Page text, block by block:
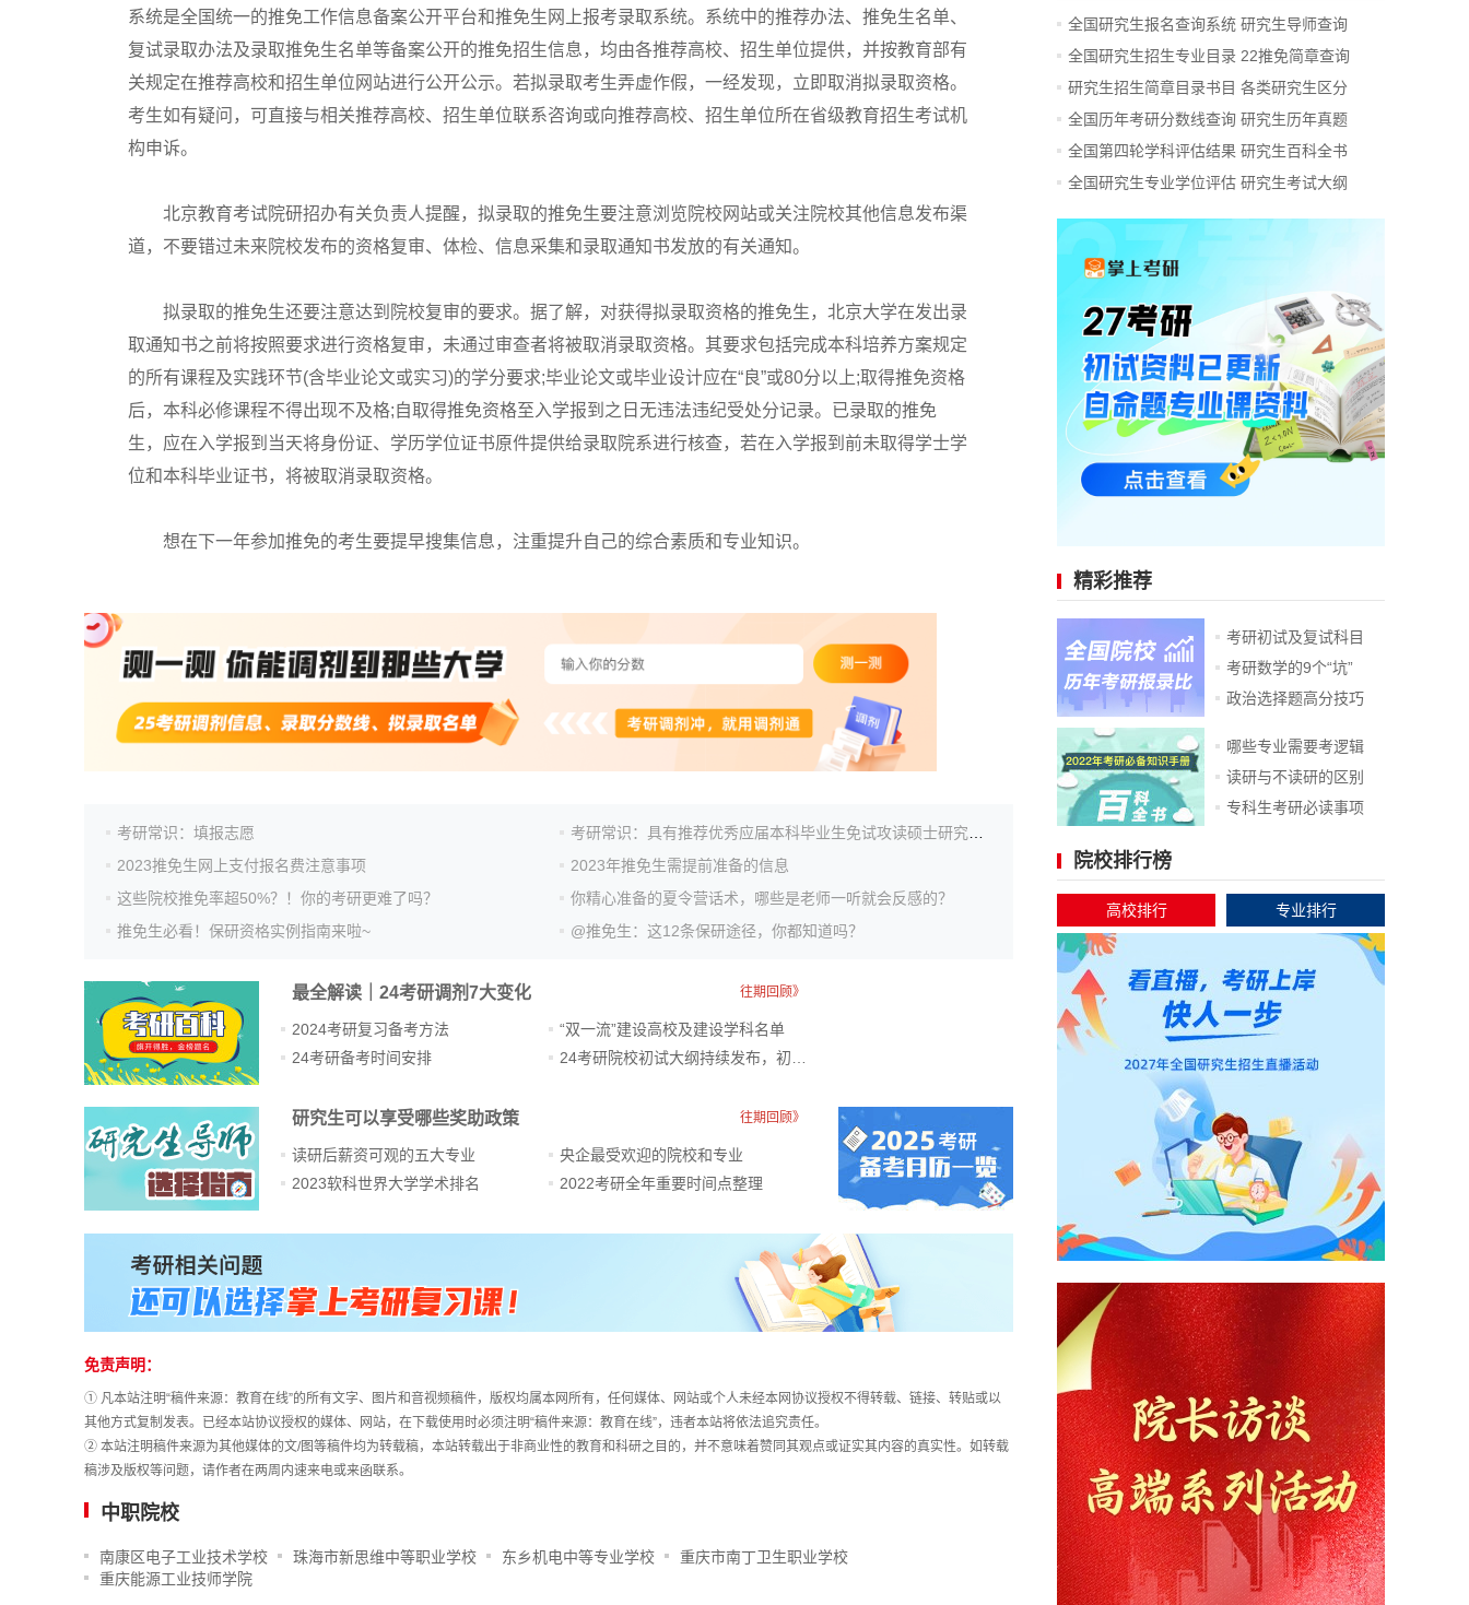
系统是全国统一的推免工作信息备案公开平台和推免生网上报考录取系统。系统中的推荐办法、推免生名单、
复试录取办法及录取推免生名单等备案公开的推免招生信息，均由各推荐高校、招生单位提供，并按教育部有
关规定在推荐高校和招生单位网站进行公开公示。若拟录取考生弄虚作假，一经发现，立即取消拟录取资格。
考生如有疑问，可直接与相关推荐高校、招生单位联系咨询或向推荐高校、招生单位所在省级教育招生考试机
构申诉。
北京教育考试院研招办有关负责人提醒，拟录取的推免生要注意浏览院校网站或关注院校其他信息发布渠
道，不要错过未来院校发布的资格复审、体检、信息采集和录取通知书发放的有关通知。
拟录取的推免生还要注意达到院校复审的要求。据了解，对获得拟录取资格的推免生，北京大学在发出录
取通知书之前将按照要求进行资格复审，未通过审查者将被取消录取资格。其要求包括完成本科培养方案规定
的所有课程及实践环节(含毕业论文或实习)的学分要求;毕业论文或毕业设计应在“良”或80分以上;取得推免资格
后，本科必修课程不得出现不及格;自取得推免资格至入学报到之日无违法违纪受处分记录。已录取的推免
生，应在入学报到当天将身份证、学历学位证书原件提供给录取院系进行核查，若在入学报到前未取得学士学
位和本科毕业证书，将被取消录取资格。
想在下一年参加推免的考生要提早搜集信息，注重提升自己的综合素质和专业知识。
考研常识：填报志愿
2023推免生网上支付报名费注意事项
2023年推免生需提前准备的信息
这些院校推免率超50%？！你的考研更难了吗？
你精心准备的夏令营话术，哪些是老师一听就会反感的？
推免生必看！保研资格实例指南来啦~
@推免生：这12条保研途径，你都知道吗？
最全解读｜24考研调剂7大变化 往期回顾》
2024考研复习备考方法
24考研备考时间安排
“双一流”建设高校及建设学科名单
研究生可以享受哪些奖助政策 往期回顾》
读研后薪资可观的五大专业
2023软科世界大学学术排名
央企最受欢迎的院校和专业
2022考研全年重要时间点整理
免责声明：
① 凡本站注明“稿件来源：教育在线”的所有文字、图片和音视频稿件，版权均属本网所有，任何媒体、网站或个人未经本网协议授权不得转载、链接、转贴或以
其他方式复制发表。已经本站协议授权的媒体、网站，在下载使用时必须注明“稿件来源：教育在线”，违者本站将依法追究责任。
② 本站注明稿件来源为其他媒体的文/图等稿件均为转载稿，本站转载出于非商业性的教育和科研之目的，并不意味着赞同其观点或证实其内容的真实性。如转载
稿涉及版权等问题，请作者在两周内速来电或来函联系。
中职院校
南康区电子工业技术学校 珠海市新思维中等职业学校 东乡机电中等专业学校
重庆市南丁卫生职业学校
重庆能源工业技师学院
全国研究生报名查询系统 研究生导师查询
全国研究生招生专业目录 22推免简章查询
研究生招生简章目录书目 各类研究生区分
全国历年考研分数线查询 研究生历年真题
全国第四轮学科评估结果 研究生百科全书
全国研究生专业学位评估 研究生考试大纲
精彩推荐
考研初试及复试科目
考研数学的9个“坑”
政治选择题高分技巧
哪些专业需要考逻辑
读研与不读研的区别
专科生考研必读事项
院校排行榜
高校排行 专业排行